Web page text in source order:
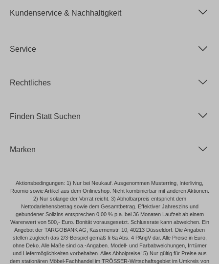
Kundenservice & Nachhaltigkeit
Service
Rechtliches
Finden Statt Suchen
Marken
Aktionsbedingungen: 1) Nur bei Neukauf. Ausgenommen Musterring, Interliving,
Roomio sowie Artikel aus dem Onlineshop. Nicht kombinierbar mit anderen Aktionen.
2) Nur solange der Vorrat reicht. 3) Abholbarpreis entspricht dem
Nettodarlehensbetrag sowie dem Gesamtbetrag. Effektiver Jahreszins und
gebundener Sollzins entsprechen 0,00 % p.a. bei 36 Monaten Laufzeit ab einem
Warenwert von 500,- Euro. Bonität vorausgesetzt. Schlussrate kann abweichen. Ein
Angebot der TARGOBANK AG, Kasernenstr. 10, 40213 Düsseldorf. Die Angaben
stellen zugleich das 2/3-Beispiel gemäß § 6a Abs. 4 PAngV dar. Alle Preise in Euro,
ohne Deko. Alle Maße sind ca.-Angaben. Modell- und Farbabweichungen, Irrtümer
und Liefermöglichkeiten vorbehalten. Alles Abholpreise! 5) Nur gültig für Preise aus
dem stationären Möbel-Fachhandel im TRÖSSER-Wirtschaftsgebiet im Umkreis von